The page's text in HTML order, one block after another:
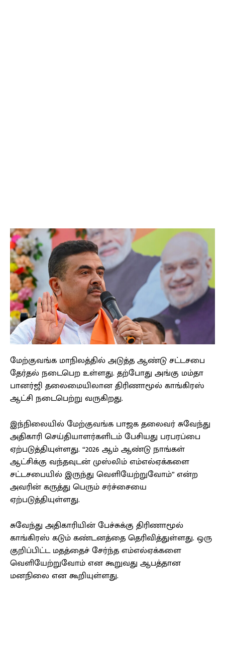
மேற்குவங்க மாநிலத்தில் அடுத்த ஆண்டு சட்டசபை
தேர்தல் நடைபெற உள்ளது. தற்போது அங்கு மம்தா
பானர்ஜி தலைமையிலான திரிணாமூல் காங்கிரஸ்
ஆட்சி நடைபெற்று வருகிறது.
இந்நிலையில் மேற்குவங்க பாஜக தலைவர் சுவேந்து
அதிகாரி செய்தியாளர்களிடம் பேசியது பரபரப்பை
ஏற்படுத்தியுள்ளது. “2026 ஆம் ஆண்டு நாங்கள்
ஆட்சிக்கு வந்தவுடன் முஸ்லிம் எம்எல்ஏக்களை
சட்டசபையில் இருந்து வெளியேற்றுவோம்” என்ற
அவரின் கருத்து பெரும் சர்ச்சையை
ஏற்படுத்தியுள்ளது.
சுவேந்து அதிகாரியின் பேச்சுக்கு திரிணாமூல்
காங்கிரஸ் கடும் கண்டனத்தை தெரிவித்துள்ளது. ஒரு
குறிப்பிட்ட மதத்தைச் சேர்ந்த எம்எல்ஏக்களை
வெளியேற்றுவோம் என கூறுவது ஆபத்தான
மனநிலை என கூறியுள்ளது.